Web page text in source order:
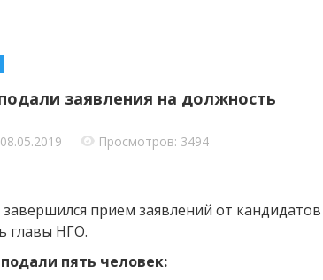
заявления на должность
08.05.2019 Просмотров: 3494
завершился прием заявлений от кандидатов
главы НГО.
пять человек: